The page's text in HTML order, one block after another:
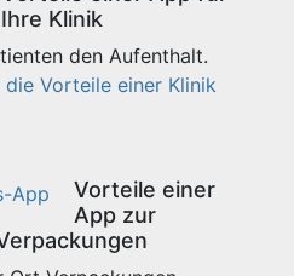
Ihre Klinik
den Aufenthalt.
Vorteile einer Klinik
Vorteile einer
App zur